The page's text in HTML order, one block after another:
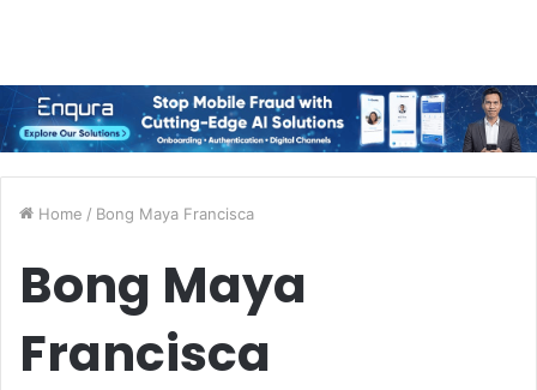
Home / Bong Maya Francisca
Bong Maya
Francisca